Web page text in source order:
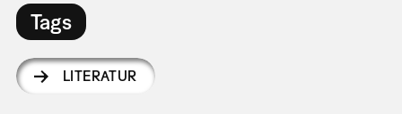
Tags
LITERATUR